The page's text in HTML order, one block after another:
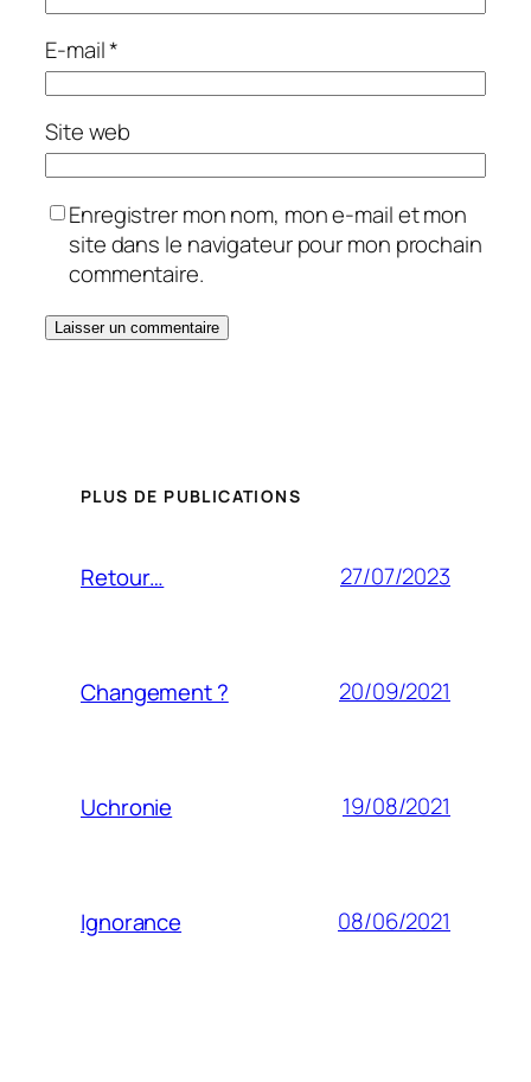
E-mail*
Site web
Enregistrer mon nom, mon e-mail et mon
site dans le navigateur pour mon prochain
commentaire.
PLUS DE PUBLICATIONS
Retour… 27/07/2023
Changement ? 20/09/2021
Uchronie 19/08/2021
Ignorance 08/06/2021